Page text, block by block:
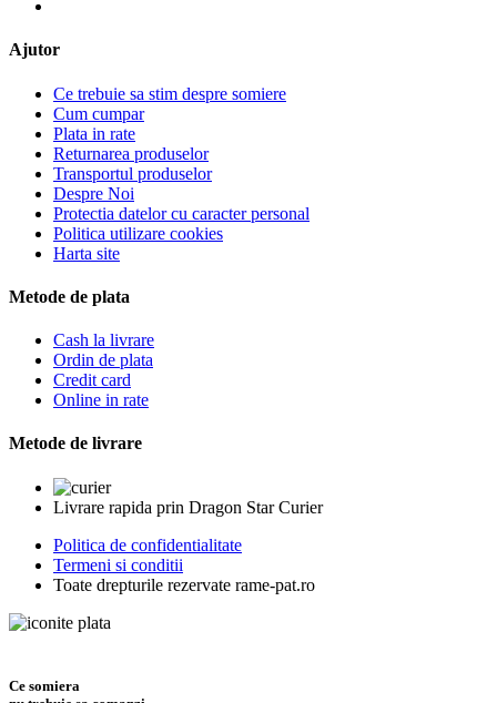
Ajutor
Ce trebuie sa stim despre somiere
Cum cumpar
Plata in rate
Returnarea produselor
Transportul produselor
Despre Noi
Protectia datelor cu caracter personal
Politica utilizare cookies
Harta site
Metode de plata
Cash la livrare
Ordin de plata
Credit card
Online in rate
Metode de livrare
Livrare rapida prin Dragon Star Curier
Politica de confidentialitate
Termeni si conditii
Toate drepturile rezervate rame-pat.ro
Ce somiera